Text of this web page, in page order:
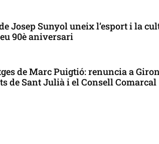
Josep Sunyol uneix l’esport i la
90è aniversari
de Marc Puigtió: renuncia a
de Sant Julià i el Consell Comarcal